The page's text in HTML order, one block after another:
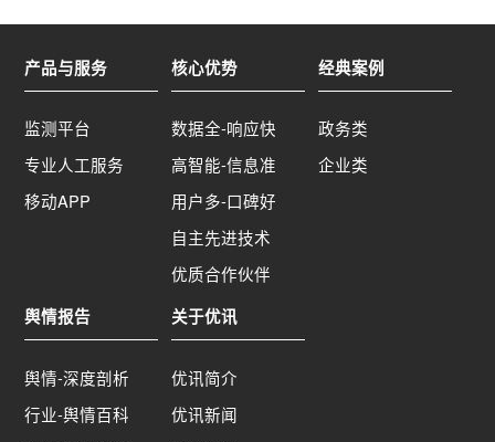
台的，甚至有人说是报复社会的；比如司机撞人后
是清醒的还是昏迷的，因为有人说司机停车后有用
水果刀捅向自己准备自杀，后被民警制止的，有人
又说司机撞人后就昏迷了的。3.标题中的“事故”还是
显得模棱两可，到底是意外事件还是责任事故？实
际操作中，一般不是太复杂的案件或事件，第二次
回应就应该讲下定性问题了，如果实在拿不准，可
表述为“本次冲撞行为初步定性为XXX，相关情况
请继续关注官方信息。”4.没有交待伤者情况，重大
群死群伤事件，官方通报要体现温度和人文关怀，
在做好隐私保密前提前，尽可能公布一些伤情、抢
没有交待涉事司机情况，第二次通报，应该简单说
一下涉事司机的基本情况，比如姓名、年龄、职
业，如果鉴定结果出来，还应公布是否涉嫌酒驾、
产品与服务
监测平台
专业人工服务
移动APP
核心优势
数据全-响应快
高智能-信息准
用户多-口碑好
自主先进技术
优质合作伙伴
经典案例
政务类
企业类
舆情报告
舆情-深度剖析
行业-舆情百科
关于优讯
优讯简介
优讯新闻